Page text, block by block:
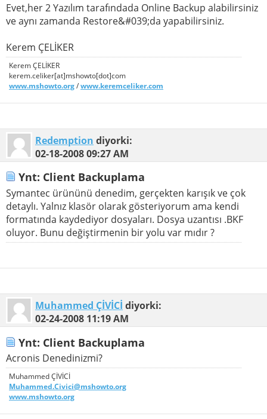
Evet,her 2 Yazılım tarafındada Online Backup alabilirsiniz
ve aynı zamanda Restore&#039;da yapabilirsiniz.
Kerem ÇELİKER
Kerem ÇELİKER
kerem.celiker[at]mshowto[dot]com
www.mshowto.org/www.keremceliker.com
Redemption diyorki:
02-18-200809:27 AM
Ynt: Client Backuplama
Symantec ürününü denedim, gerçekten karışık ve çok
detaylı. Yalnız klasör olarak gösteriyorum ama kendi
formatında kaydediyor dosyaları. Dosya uzantısı .BKF
oluyor. Bunu değiştirmenin bir yolu var mıdır ?
Muhammed ÇİVİCİ diyorki:
02-24-2008 11:19 AM
Ynt: Client Backuplama
Acronis Denedinizmi?
Muhammed ÇİVİCİ
Muhammed.Civici@mshowto.org
www.mshowto.org